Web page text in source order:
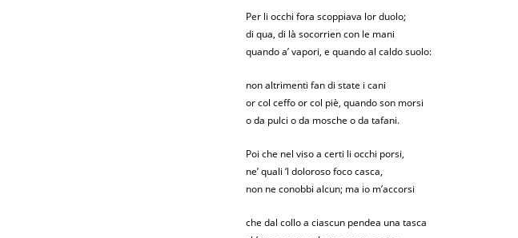
Per li occhi fora scoppiava lor duolo;
di qua, di là socorrien con le mani
quando a’ vapori, e quando al caldo suolo:
non altrimenti fan di state i cani
or col ceffo or col piè, quando son morsi
o da pulci o da mosche o da tafani.
Poi che nel viso a certi li occhi porsi,
ne’ quali ‘l doloroso foco casca,
non ne conobbi alcun; ma io m’accorsi
che dal collo a ciascun pendea una tasca